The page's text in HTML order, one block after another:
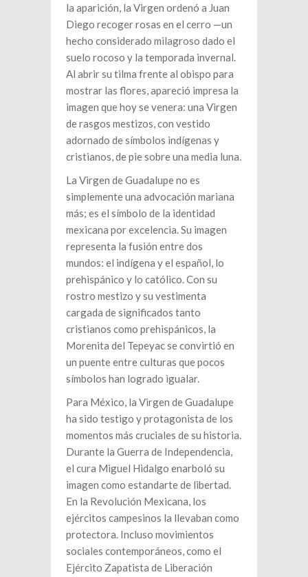
la aparición, la Virgen ordenó a Juan
Diego recoger rosas en el cerro —un
hecho considerado milagroso dado el
suelo rocoso y la temporada invernal.
Al abrir su tilma frente al obispo para
mostrar las flores, apareció impresa la
imagen que hoy se venera: una Virgen
de rasgos mestizos, con vestido
adornado de símbolos indígenas y
cristianos, de pie sobre una media luna.
La Virgen de Guadalupe no es
simplemente una advocación mariana
más; es el símbolo de la identidad
mexicana por excelencia. Su imagen
representa la fusión entre dos
mundos: el indígena y el español, lo
prehispánico y lo católico. Con su
rostro mestizo y su vestimenta
cargada de significados tanto
cristianos como prehispánicos, la
Morenita del Tepeyac se convirtió en
un puente entre culturas que pocos
símbolos han logrado igualar.
Para México, la Virgen de Guadalupe
ha sido testigo y protagonista de los
momentos más cruciales de su historia.
Durante la Guerra de Independencia,
el cura Miguel Hidalgo enarboló su
imagen como estandarte de libertad.
En la Revolución Mexicana, los
ejércitos campesinos la llevaban como
protectora. Incluso movimientos
sociales contemporáneos, como el
Ejército Zapatista de Liberación